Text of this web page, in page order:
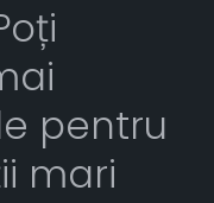
pentru
mari